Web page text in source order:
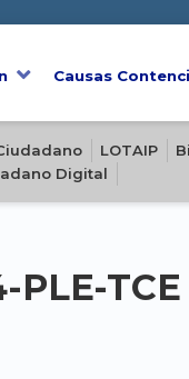
Causas
LOTAIP
Digital
PLE-TCE